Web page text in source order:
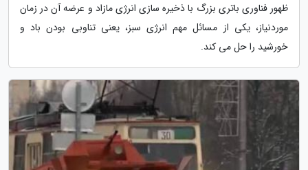
ظهور فناوری باتری بزرگ با ذخیره سازی انرژی مازاد و عرضه آن در زمان
موردنیاز، یکی از مسائل مهم انرژی سبز، یعنی تناوبی بودن باد و
خورشید را حل می کند.